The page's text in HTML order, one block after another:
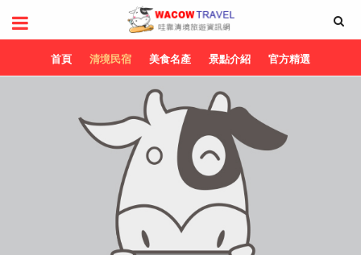
首頁 清境民宿 美食名產 景點介紹 官方精選